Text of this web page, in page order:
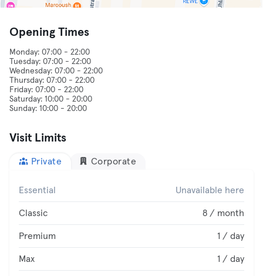
Opening Times
Monday: 07:00 - 22:00
Tuesday: 07:00 - 22:00
Wednesday: 07:00 - 22:00
Thursday: 07:00 - 22:00
Friday: 07:00 - 22:00
Saturday: 10:00 - 20:00
Visit Limits
Private Corporate
Essential Unavailable here
Classic 8 / month
Premium 1 / day
Max 1 / day